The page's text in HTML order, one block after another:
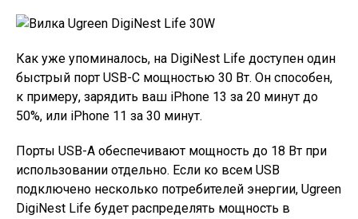
Как уже упоминалось, на DigiNest Life доступен один
быстрый порт USB-C мощностью 30 Вт. Он способен,
к примеру, зарядить ваш iPhone 13 за 20 минут до
50%, или iPhone 11 за 30 минут.
Порты USB-A обеспечивают мощность до 18 Вт при
использовании отдельно. Если ко всем USB
подключено несколько потребителей энергии, Ugreen
DigiNest Life будет распределять мощность в